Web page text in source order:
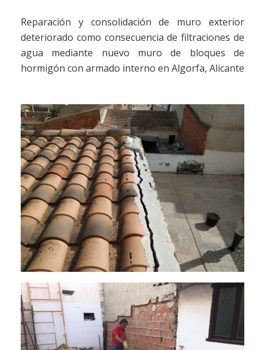
Reparación y consolidación de muro exterior
deteriorado como consecuencia de filtraciones de
agua mediante nuevo muro de bloques de
hormigón con armado interno en Algorfa, Alicante